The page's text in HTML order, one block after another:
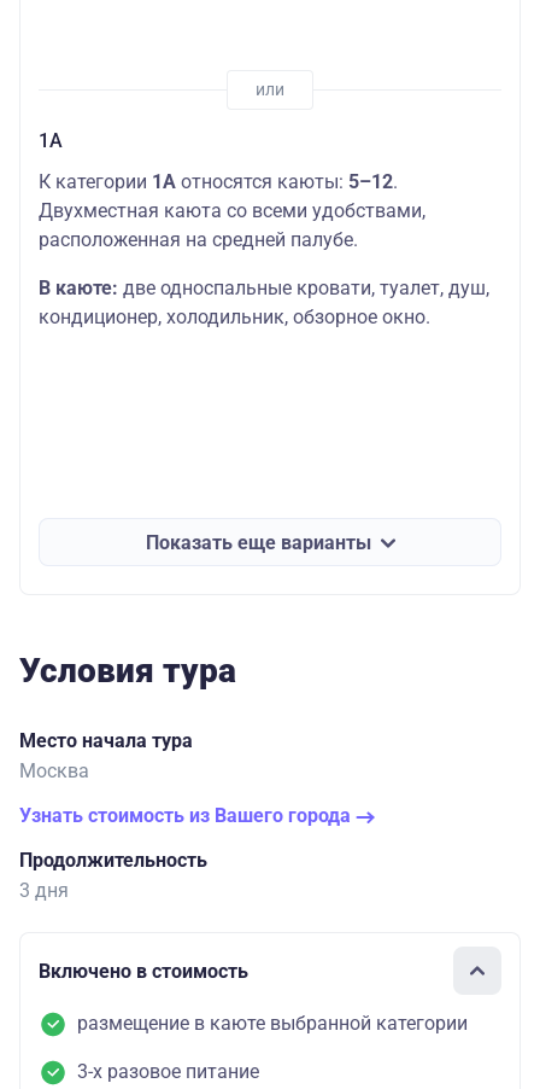
1А
К категории 1А относятся каюты: 5–12.
Двухместная каюта со всеми удобствами,
расположенная на средней палубе.
В каюте: две односпальные кровати, туалет, душ,
кондиционер, холодильник, обзорное окно.
Показать еще варианты
Условия тура
Место начала тура
Москва
Узнать стоимость из Вашего города
Продолжительность
3 дня
Включено в стоимость
размещение в каюте выбранной категории
3-х разовое питание